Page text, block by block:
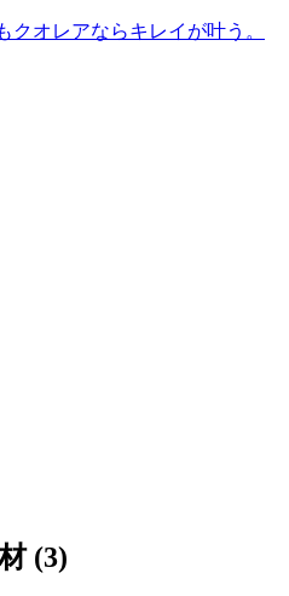
クオレアならキレイが叶う。
(3)